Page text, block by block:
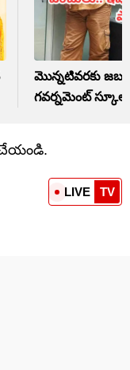
మొన్నటివరకు
గవర్నమెంట్
చేయండి.
LIVE TV